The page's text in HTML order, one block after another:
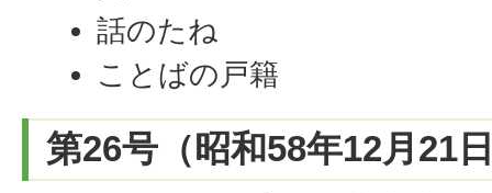
話のたね
ことばの戸籍
第26号（昭和58年12月21